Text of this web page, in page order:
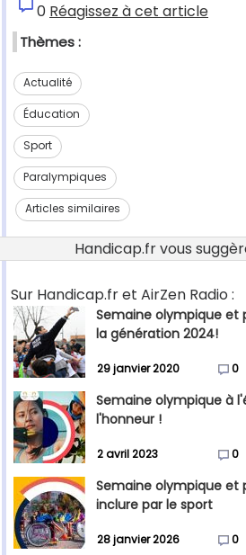
0 Réagissez à cet article
Thèmes :
Actualité
Éducation
Sport
Paralympiques
Articles similaires
Handicap.fr vous
Sur Handicap.fr et AirZen Radio :
Semaine olympique et
la génération 2024!
29 janvier 2020 0
Semaine olympique à
l'honneur !
2 avril 2023 0
Semaine olympique et
inclure par le sport
28 janvier 2026 0